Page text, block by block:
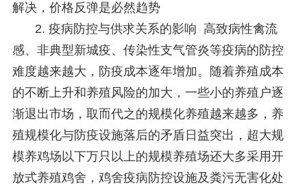
解决，价格反弹是必然趋势
2. 疫病防控与供求关系的影响 高致病性禽流
感、非典型新城疫、传染性支气管炎等疫病的防控
难度越来越大，防疫成本逐年增加。随着养殖成本
的不断上升和养殖风险的加大，一些小的养殖户逐
渐退出市场，取而代之的规模化养殖越来越多，养
殖规模化与防疫设施落后的矛盾日益突出，超大规
模养鸡场以下万只以上的规模养殖场还大多采用开
放式养殖鸡舍，鸡舍疫病防控设施及粪污无害化处